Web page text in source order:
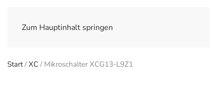
Zum Hauptinhalt springen
Start/XC / Mikroschalter XCG13-L9Z1